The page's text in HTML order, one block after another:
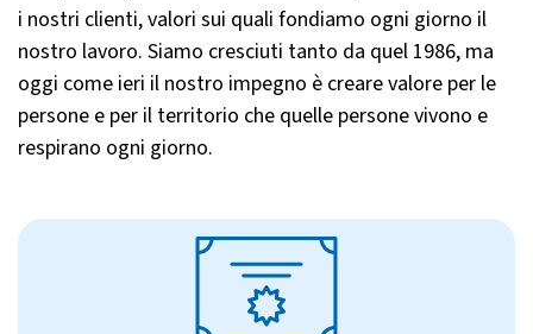
i nostri clienti, valori sui quali fondiamo ogni giorno il
nostro lavoro. Siamo cresciuti tanto da quel 1986, ma
oggi come ieri il nostro impegno è creare valore per le
persone e per il territorio che quelle persone vivono e
respirano ogni giorno.